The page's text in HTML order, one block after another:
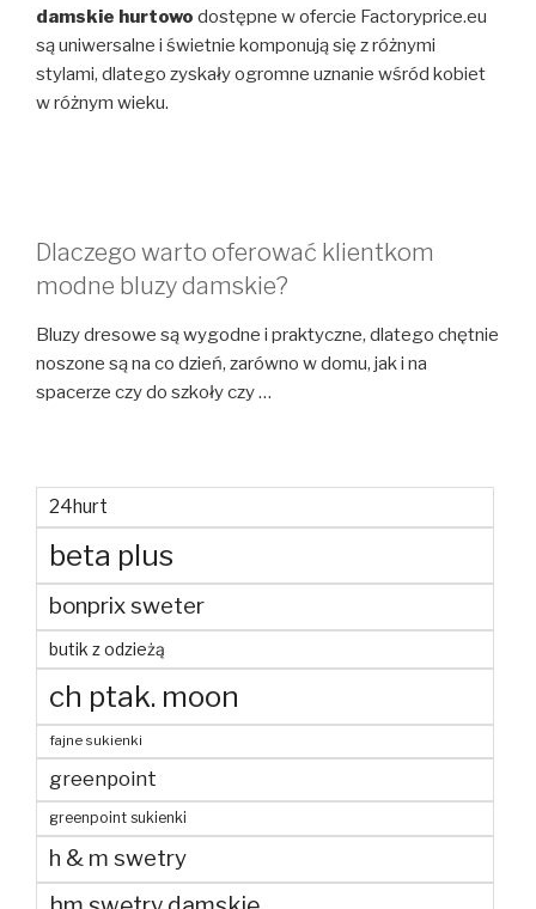
damskie hurtowo dostępne w ofercie Factoryprice.eu
są uniwersalne i świetnie komponują się z różnymi
stylami, dlatego zyskały ogromne uznanie wśród kobiet
w różnym wieku.
Dlaczego warto oferować klientkom
modne bluzy damskie?
Bluzy dresowe są wygodne i praktyczne, dlatego chętnie
noszone są na co dzień, zarówno w domu, jak i na
spacerze czy do szkoły czy …
24hurt
beta plus
bonprix sweter
butik z odzieżą
ch ptak. moon
fajne sukienki
greenpoint
greenpoint sukienki
h & m swetry